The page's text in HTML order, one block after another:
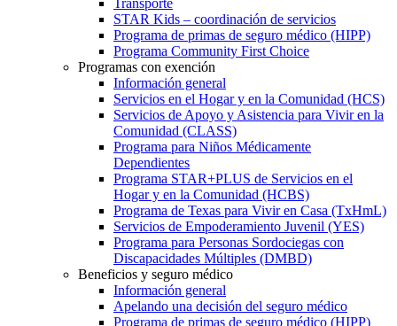
STAR Kids – coordinación de servicios
Programa de primas de seguro médico (HIPP)
Programa Community First Choice
Programas con exención
Información general
Servicios en el Hogar y en la Comunidad (HCS)
Servicios de Apoyo y Asistencia para Vivir en la
Comunidad (CLASS)
Programa para Niños Médicamente
Dependientes
Programa STAR+PLUS de Servicios en el
Hogar y en la Comunidad (HCBS)
Programa de Texas para Vivir en Casa (TxHmL)
Servicios de Empoderamiento Juvenil (YES)
Programa para Personas Sordociegas con
Discapacidades Múltiples (DMBD)
Beneficios y seguro médico
Información general
Apelando una decisión del seguro médico
Programa de primas de seguro médico (HIPP)